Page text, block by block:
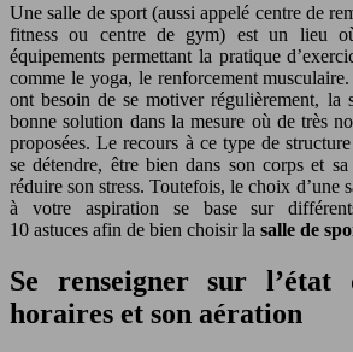
Une salle de sport (aussi appelé centre de
fitness ou centre de gym) est un lieu
équipements permettant la pratique
comme le yoga, le renforcement
ont besoin de se motiver régulièrement, la
bonne solution dans la mesure où de très
proposées. Le recours à ce type de
se détendre, être bien dans son corps et
réduire son stress. Toutefois, le choix d’une
à votre aspiration se base sur
10 astuces afin de bien choisir la salle de
Se renseigner sur l’état
horaires et son aération